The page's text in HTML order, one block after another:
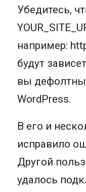
Убедитесь,
например:
будут
вы
WordPress.
В его и
исправило
Другой
удалось